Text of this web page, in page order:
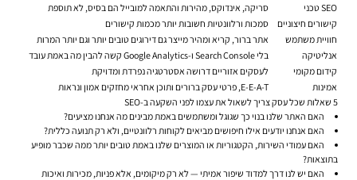
SEO טכני
סריקה, אינדוקס, מהירות והתאמה למובייל הם בסיס, לא תוספת
קישורים חיצוניים
סמכות ורלוונטיות חשובות יותר מכמות קישורים
חוויית משתמש
אתר ברור, קריא ומהיר מייצר גם דירוגים טובים יותר וגם יותר המרות
אנליטיקה
בלי Search Console ו-Google Analytics קשה להבין מה באמת עובד
קידום מקומי
לעסקים אזוריים דרושה אסטרטגיה נפרדת ומדויקת
אמינות
E-E-A-T, פרטי עסק ברורים ותוכן אחראי מחזקים אמון ונראות
5 שאלות שכל עסק צריך לשאול את עצמו לפני השקעה ב-SEO
האם האתר שלנו בנוי כך שגוגל ומשתמשים באמת מבינים מה אנחנו מציעים?
האם אנחנו יודעים אילו חיפושים מביאים לקוחות רלוונטיים, ולא רק תנועה כללית?
האם עמודי השירות, הקטגוריות או המוצרים שלנו באמת טובים יותר ממה שכבר מופיע
בתוצאות?
האם יש לנו דרך למדוד שיפור אמיתי — לא רק מיקומים, אלא פניות, מכירות ואיכות